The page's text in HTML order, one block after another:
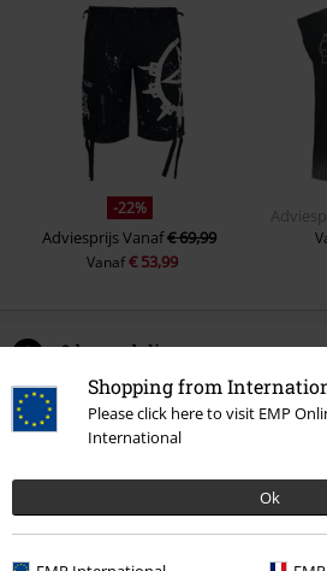
Shopping from
Please click here to visit EMP
International
Ok
-22%
AdviesprijsVanaf€ 69,99
Vanaf€ 53,99
0 beoordelingen
Geef ons je mening over "Pure